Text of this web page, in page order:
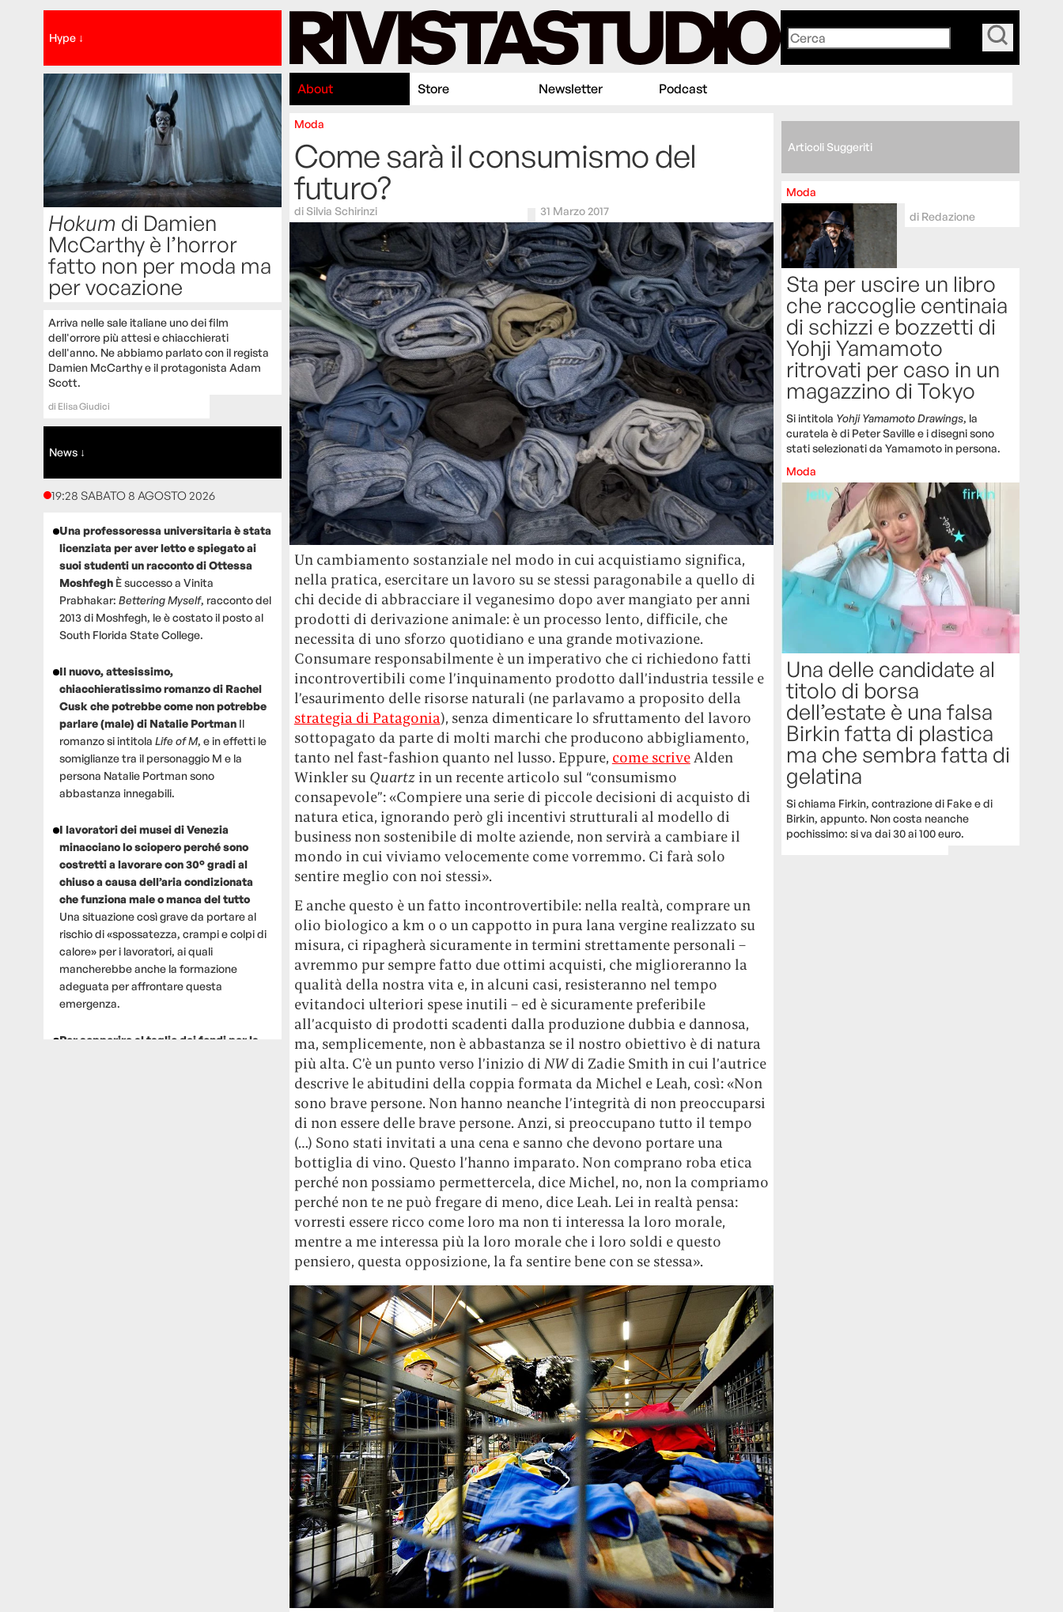
Hype ↓
Hokum di Damien
McCarthy è l’horror
fatto non per moda ma
per vocazione
Arriva nelle sale italiane uno dei film
dell'orrore più attesi e chiacchierati
dell'anno. Ne abbiamo parlato con il regista
Damien McCarthy e il protagonista Adam
Scott.
di Elisa Giudici
News ↓
19:28 SABATO 8 AGOSTO 2026
Una professoressa universitaria è stata
licenziata per aver letto e spiegato ai
suoi studenti un racconto di Ottessa
Moshfegh È successo a Vinita
Prabhakar: Bettering Myself, racconto del
2013 di Moshfegh, le è costato il posto al
South Florida State College.
Il nuovo, attesissimo,
chiacchieratissimo romanzo di Rachel
Cusk che potrebbe come non potrebbe
parlare (male) di Natalie Portman Il
romanzo si intitola Life of M, e in effetti le
somiglianze tra il personaggio M e la
persona Natalie Portman sono
abbastanza innegabili.
I lavoratori dei musei di Venezia
minacciano lo sciopero perché sono
costretti a lavorare con 30° gradi al
chiuso a causa dell’aria condizionata
che funziona male o manca del tutto
Una situazione così grave da portare al
rischio di «spossatezza, crampi e colpi di
calore» per i lavoratori, ai quali
mancherebbe anche la formazione
adeguata per affrontare questa
emergenza.
Per sopperire al taglio dei fondi per la
About Store Newsletter Podcast
Moda
Come sarà il consumismo del
futuro?
diSilvia Schirinzi 31 Marzo 2017
Un cambiamento sostanziale nel modo in cui acquistiamo significa,
nella pratica, esercitare un lavoro su se stessi paragonabile a quello di
chi decide di abbracciare il veganesimo dopo aver mangiato per anni
prodotti di derivazione animale: è un processo lento, difficile, che
necessita di uno sforzo quotidiano e una grande motivazione.
Consumare responsabilmente è un imperativo che ci richiedono fatti
incontrovertibili come l’inquinamento prodotto dall’industria tessile e
l’esaurimento delle risorse naturali (ne parlavamo a proposito della
strategia di Patagonia), senza dimenticare lo sfruttamento del lavoro
sottopagato da parte di molti marchi che producono abbigliamento,
tanto nel fast-fashion quanto nel lusso. Eppure, come scriveAlden
Winkler su Quartzin un recente articolo sul “consumismo
consapevole”: «Compiere una serie di piccole decisioni di acquisto di
natura etica, ignorando però gli incentivi strutturali al modello di
business non sostenibile di molte aziende, non servirà a cambiare il
mondo in cui viviamo velocemente come vorremmo. Ci farà solo
sentire meglio con noi stessi».
E anche questo è un fatto incontrovertibile: nella realtà, comprare un
olio biologico a km 0 o un cappotto in pura lana vergine realizzato su
misura, ci ripagherà sicuramente in termini strettamente personali –
avremmo pur sempre fatto due ottimi acquisti, che miglioreranno la
qualità della nostra vita e, in alcuni casi, resisteranno nel tempo
evitandoci ulteriori spese inutili – ed è sicuramente preferibile
all’acquisto di prodotti scadenti dalla produzione dubbia e dannosa,
ma, semplicemente, non è abbastanza se il nostro obiettivo è di natura
più alta. C’è un punto verso l’inizio di NWdi Zadie Smith in cui l’autrice
descrive le abitudini della coppia formata da Michel e Leah, così: «Non
sono brave persone. Non hanno neanche l’integrità di non preoccuparsi
di non essere delle brave persone. Anzi, si preoccupano tutto il tempo
(…) Sono stati invitati a una cena e sanno che devono portare una
bottiglia di vino. Questo l’hanno imparato. Non comprano roba etica
perché non possiamo permettercela, dice Michel, no, non la compriamo
perché non te ne può fregare di meno, dice Leah. Lei in realtà pensa:
vorresti essere ricco come loro ma non ti interessa la loro morale,
mentre a me interessa più la loro morale che i loro soldi e questo
pensiero, questa opposizione, la fa sentire bene con se stessa».
Articoli Suggeriti
Moda
di Redazione
Sta per uscire un libro
che raccoglie centinaia
di schizzi e bozzetti di
Yohji Yamamoto
ritrovati per caso in un
magazzino di Tokyo
Si intitola Yohji Yamamoto Drawings, la
curatela è di Peter Saville e i disegni sono
stati selezionati da Yamamoto in persona.
Moda
Una delle candidate al
titolo di borsa
dell’estate è una falsa
Birkin fatta di plastica
ma che sembra fatta di
gelatina
Si chiama Firkin, contrazione di Fake e di
Birkin, appunto. Non costa neanche
pochissimo: si va dai 30 ai 100 euro.